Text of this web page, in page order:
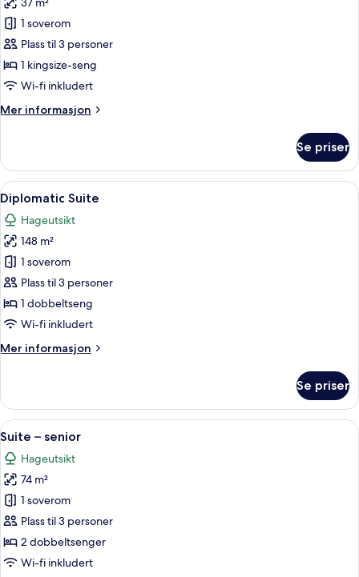
av
Superior
Room
King
Bed
1 soverom
Plass til 3 personer
1 kingsize-seng
Wi-fi inkludert
Mer informasjon
Mer
Room
King
Bed
Se priser
Åpne
alle
bildene
av
Diplomatic
Suite
Diplomatic Suite | Minibar
4
Diplomatic Suite
Hageutsikt
148 m²
1 soverom
Plass til 3 personer
1 dobbeltseng
Wi-fi inkludert
Mer informasjon
Mer
Suite
Se priser
Åpne
alle
bildene
av
Suite
–
senior
1
Suite – senior
Hageutsikt
74 m²
1 soverom
Plass til 3 personer
2 dobbeltsenger
Wi-fi inkludert